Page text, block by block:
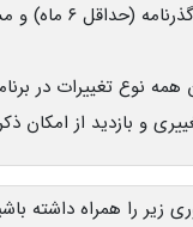
مسئولیت
همه نوع تغییرات در
و بازدید از امکان
زیر را همراه داشته